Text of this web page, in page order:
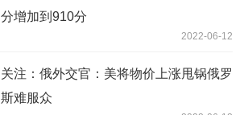
分增加到910分
2022-06-12
关注：俄外交官：美将物价上涨甩锅俄罗
斯难服众